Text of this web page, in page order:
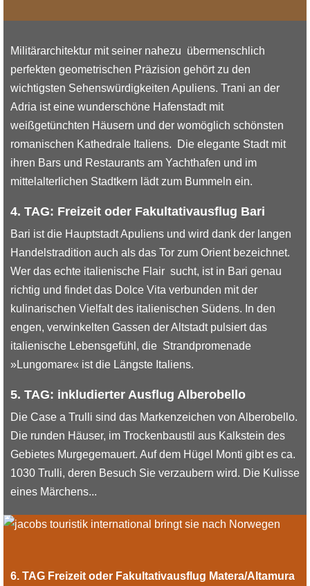
Militärarchitektur mit seiner nahezu übermenschlich
perfekten geometrischen Präzision gehört zu den
wichtigsten Sehenswürdigkeiten Apuliens. Trani an der
Adria ist eine wunderschöne Hafenstadt mit
weißgetünchten Häusern und der womöglich schönsten
romanischen Kathedrale Italiens. Die elegante Stadt mit
ihren Bars und Restaurants am Yachthafen und im
mittelalterlichen Stadtkern lädt zum Bummeln ein.
4. TAG: Freizeit oder Fakultativausflug Bari
Bari ist die Hauptstadt Apuliens und wird dank der langen
Handelstradition auch als das Tor zum Orient bezeichnet.
Wer das echte italienische Flair sucht, ist in Bari genau
richtig und findet das Dolce Vita verbunden mit der
kulinarischen Vielfalt des italienischen Südens. In den
engen, verwinkelten Gassen der Altstadt pulsiert das
italienische Lebensgefühl, die Strandpromenade
»Lungomare« ist die Längste Italiens.
5. TAG: inkludierter Ausflug Alberobello
Die Case a Trulli sind das Markenzeichen von Alberobello.
Die runden Häuser, im Trockenbaustil aus Kalkstein des
Gebietes Murgegemauert. Auf dem Hügel Monti gibt es ca.
1030 Trulli, deren Besuch Sie verzaubern wird. Die Kulisse
eines Märchens...
6. TAG Freizeit oder Fakultativausflug Matera/Altamura